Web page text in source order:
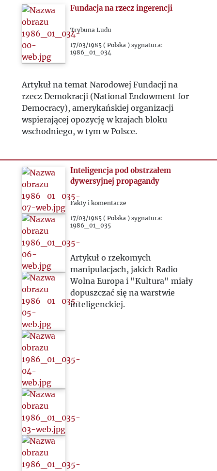
Fundacja na rzecz ingerencji
Trybuna Ludu
17/03/1985 ( Polska ) sygnatura:
1986_01_034
Artykuł na temat Narodowej Fundacji na
rzecz Demokracji (National Endowment for
Democracy), amerykańskiej organizacji
wspierającej opozycję w krajach bloku
wschodniego, w tym w Polsce.
Inteligencja pod obstrzałem
dywersyjnej propagandy
Fakty i komentarze
17/03/1985 ( Polska ) sygnatura:
1986_01_035
Artykuł o rzekomych
manipulacjach, jakich Radio
Wolna Europa i "Kultura" miały
dopuszczać się na warstwie
inteligenckiej.